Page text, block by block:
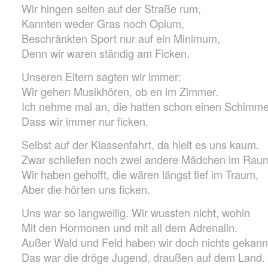
Wir hingen selten auf der Straße rum,
Kannten weder Gras noch Opium,
Beschränkten Sport nur auf ein Minimum,
Denn wir waren ständig am Ficken.
Unseren Eltern sagten wir immer:
Wir gehen Musikhören, ob en im Zimmer.
Ich nehme mal an, die hatten schon einen
Dass wir immer nur ficken.
Selbst auf der Klassenfahrt, da hielt es uns kaum.
Zwar schliefen noch zwei andere Mädchen im
Wir haben gehofft, die wären längst tief im Traum,
Aber die hörten uns ficken.
Uns war so langweilig. Wir wussten nicht, wohin
Mit den Hormonen und mit all dem Adrenalin.
Außer Wald und Feld haben wir doch nichts
Das war die dröge Jugend, draußen auf dem Land.